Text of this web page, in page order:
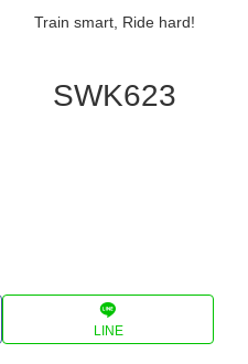
Train smart, Ride hard!
SWK623
LINE